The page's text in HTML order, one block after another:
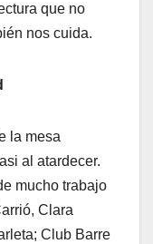
que no
nos cuida.
la mesa
al atardecer.
mucho trabajo
Clara
Club Barre